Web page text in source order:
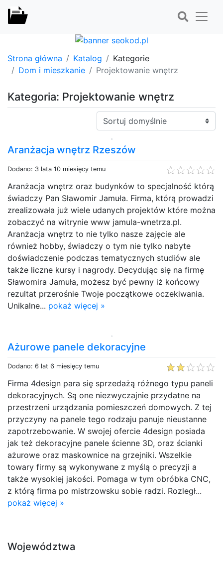
Strona główna Katalog
Kategorie
Dom i mieszkanie
Projektowanie wnętrz
Kategoria: Projektowanie wnętrz
Sortuj:
Aranżacja wnętrz Rzeszów
Dodano: 3 lata 10 miesięcy temu
Aranżacja wnętrz oraz budynków to specjalność którą
świadczy Pan Sławomir Jamuła. Firma, którą prowadzi
zrealizowała już wiele udanych projektów które można
zobaczyć na witrynie www jamula-wnetrza.pl.
Aranżacja wnętrz to nie tylko nasze zajęcie ale
również hobby, świadczy o tym nie tylko nabyte
doświadczenie podczas tematycznych studiów ale
także liczne kursy i nagrody. Decydując się na firmę
Sławomira Jamuła, możesz być pewny iż końcowy
rezultat przerośnie Twoje początkowe oczekiwania.
Unikalne... pokaż więcej »
Ażurowe panele dekoracyjne
Dodano: 6 lat 6 miesięcy temu
Firma 4design para się sprzedażą różnego typu paneli
dekoracyjnych. Są one niezwyczajnie przydatne na
przestrzeni urządzania pomieszczeń domowych. Z tej
przyczyny na panele tego rodzaju panuje nieustanne
zapotrzebowanie. W swojej ofercie 4design posiada
jak też dekoracyjne panele ścienne 3D, oraz ścianki
ażurowe oraz maskownice na grzejniki. Wszelkie
towary firmy są wykonywane z myślą o precyzji a
także wysokiej jakości. Pomaga w tym obróbka CNC,
z którą firma po mistrzowsku sobie radzi. Rozległ...
pokaż więcej »
Województwa